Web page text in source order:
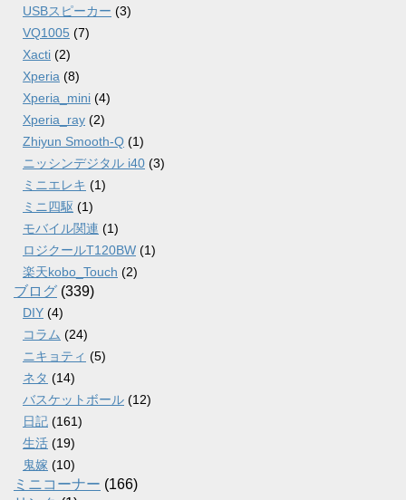
USBスピーカー (3)
VQ1005 (7)
Xacti (2)
Xperia (8)
Xperia_mini (4)
Xperia_ray (2)
Zhiyun Smooth-Q (1)
ニッシンデジタル i40 (3)
ミニエレキ (1)
ミニ四駆 (1)
モバイル関連 (1)
ロジクールT120BW (1)
楽天kobo_Touch (2)
ブログ (339)
DIY (4)
コラム (24)
ニキョティ (5)
ネタ (14)
バスケットボール (12)
日記 (161)
生活 (19)
鬼嫁 (10)
ミニコーナー (166)